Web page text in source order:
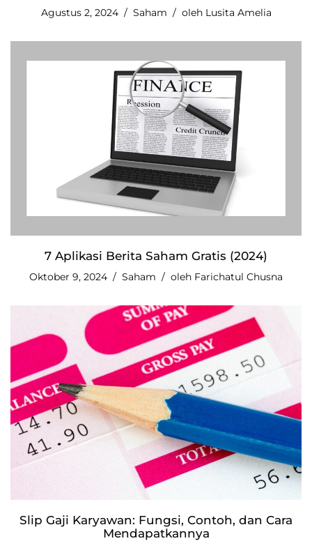
Agustus 2, 2024 Saham oleh Lusita Amelia
7 Aplikasi Berita Saham Gratis (2024)
Oktober 9, 2024 Saham oleh Farichatul Chusna
Slip Gaji Karyawan: Fungsi, Contoh, dan Cara
Mendapatkannya